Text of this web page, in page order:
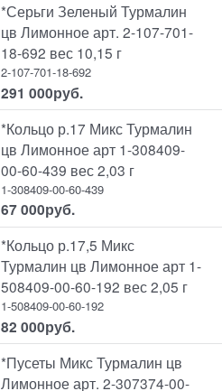
*Серьги Зеленый Турмалин
цв Лимонное арт. 2-107-701-
18-692 вес 10,15 г
2-107-701-18-692
291 000руб.
*Кольцо р.17 Микс Турмалин
цв Лимонное арт 1-308409-
00-60-439 вес 2,03 г
1-308409-00-60-439
67 000руб.
*Кольцо р.17,5 Микс
Турмалин цв Лимонное арт 1-
508409-00-60-192 вес 2,05 г
1-508409-00-60-192
82 000руб.
*Пусеты Микс Турмалин цв
Лимонное арт. 2-307374-00-